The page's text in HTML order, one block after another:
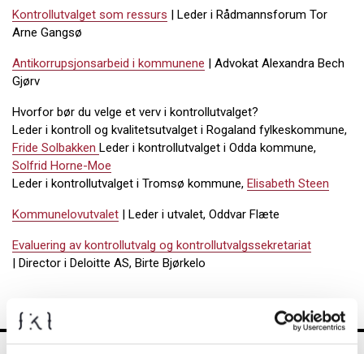
Kontrollutvalget som ressurs | Leder i Rådmannsforum Tor
Arne Gangsø
Antikorrupsjonsarbeid i kommunene | Advokat Alexandra Bech
Gjørv
Hvorfor bør du velge et verv i kontrollutvalget?
Leder i kontroll og kvalitetsutvalget i Rogaland fylkeskommune,
Fride Solbakken Leder i kontrollutvalget i Odda kommune,
Solfrid Horne-Moe
Leder i kontrollutvalget i Tromsø kommune, Elisabeth Steen
Kommunelovutvalet | Leder i utvalet, Oddvar Flæte
Evaluering av kontrollutvalg og kontrollutvalgssekretariat
| Director i Deloitte AS, Birte Bjørkelo